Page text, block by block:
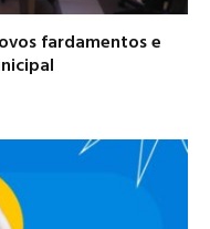
fardamentos e